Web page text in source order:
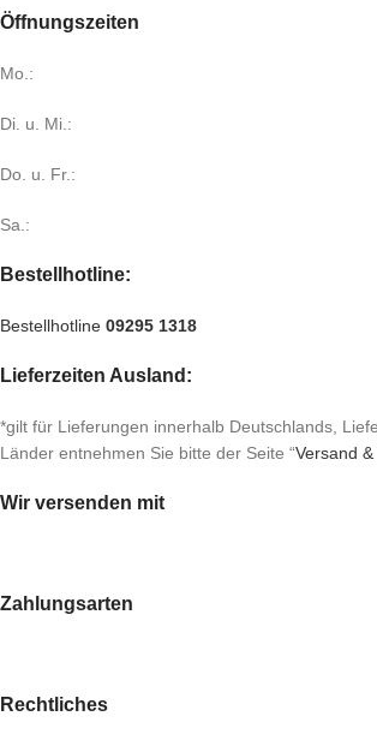
Öffnungszeiten
Mo.:
Di. u. Mi.:
Do. u. Fr.:
Sa.:
Bestellhotline:
Bestellhotline 09295 1318
Lieferzeiten Ausland:
*gilt für Lieferungen innerhalb Deutschlands,
Länder entnehmen Sie bitte der Seite “Versand
Wir versenden mit
Zahlungsarten
Rechtliches